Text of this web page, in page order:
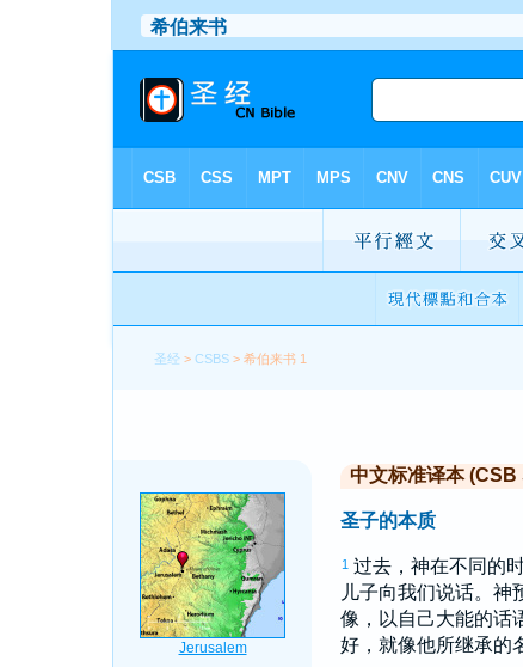
圣经 >CSBS > 希伯来书 1
中文标准译本
圣子的本质
1 过去，神在不同的
儿子向我们说话。神
像，以自己大能的话
好，就像他所继承的